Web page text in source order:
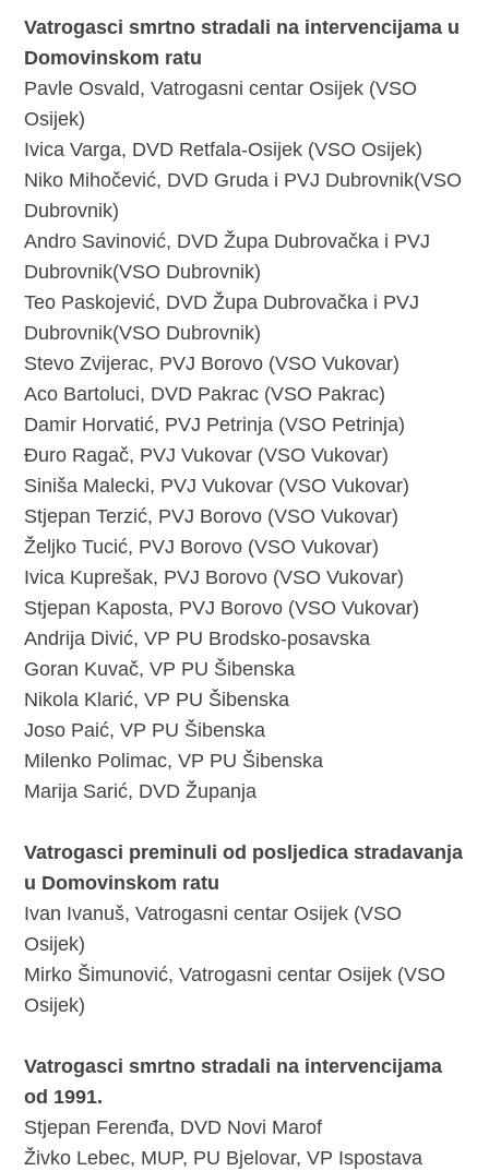
Vatrogasci smrtno stradali na intervencijama u
Domovinskom ratu
Pavle Osvald, Vatrogasni centar Osijek (VSO
Osijek)
Ivica Varga, DVD Retfala-Osijek (VSO Osijek)
Niko Mihočević, DVD Gruda i PVJ Dubrovnik(VSO
Dubrovnik)
Andro Savinović, DVD Župa Dubrovačka i PVJ
Dubrovnik(VSO Dubrovnik)
Teo Paskojević, DVD Župa Dubrovačka i PVJ
Dubrovnik(VSO Dubrovnik)
Stevo Zvijerac, PVJ Borovo (VSO Vukovar)
Aco Bartoluci, DVD Pakrac (VSO Pakrac)
Damir Horvatić, PVJ Petrinja (VSO Petrinja)
Đuro Ragač, PVJ Vukovar (VSO Vukovar)
Siniša Malecki, PVJ Vukovar (VSO Vukovar)
Stjepan Terzić, PVJ Borovo (VSO Vukovar)
Željko Tucić, PVJ Borovo (VSO Vukovar)
Ivica Kuprešak, PVJ Borovo (VSO Vukovar)
Stjepan Kaposta, PVJ Borovo (VSO Vukovar)
Andrija Divić, VP PU Brodsko-posavska
Goran Kuvač, VP PU Šibenska
Nikola Klarić, VP PU Šibenska
Joso Paić, VP PU Šibenska
Milenko Polimac, VP PU Šibenska
Marija Sarić, DVD Županja
Vatrogasci preminuli od posljedica stradavanja
u Domovinskom ratu
Ivan Ivanuš, Vatrogasni centar Osijek (VSO
Osijek)
Mirko Šimunović, Vatrogasni centar Osijek (VSO
Osijek)
Vatrogasci smrtno stradali na intervencijama
od 1991.
Stjepan Ferenđa, DVD Novi Marof
Živko Lebec, MUP, PU Bjelovar, VP Ispostava